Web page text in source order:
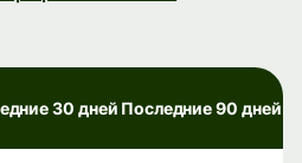
30 дней Последние 90 дней